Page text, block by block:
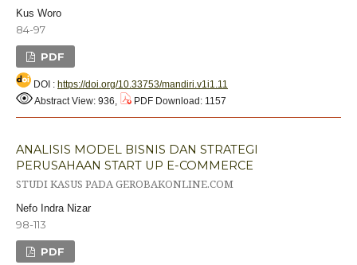
Kus Woro
84-97
PDF
DOI : https://doi.org/10.33753/mandiri.v1i1.11
Abstract View: 936,
PDF Download: 1157
ANALISIS MODEL BISNIS DAN STRATEGI
PERUSAHAAN START UP E-COMMERCE
STUDI KASUS PADA GEROBAKONLINE.COM
Nefo Indra Nizar
98-113
PDF